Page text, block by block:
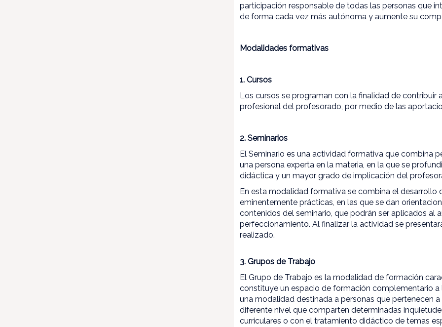
participación responsable de todas las personas que
de forma cada vez más autónoma y aumente su
Modalidades formativas
1. Cursos
Los cursos se programan con la finalidad de
profesional del profesorado, por medio de las
2. Seminarios
El Seminario es una actividad formativa que combina
una persona experta en la materia, en la que se
didáctica y un mayor grado de implicación del
En esta modalidad formativa se combina el
eminentemente prácticas, en las que se dan
contenidos del seminario, que podrán ser aplicados al
perfeccionamiento. Al finalizar la actividad se
realizado.
3. Grupos de Trabajo
El Grupo de Trabajo es la modalidad de formación
constituye un espacio de formación complementario
una modalidad destinada a personas que pertenecen
diferente nivel que comparten determinadas
curriculares o con el tratamiento didáctico de temas